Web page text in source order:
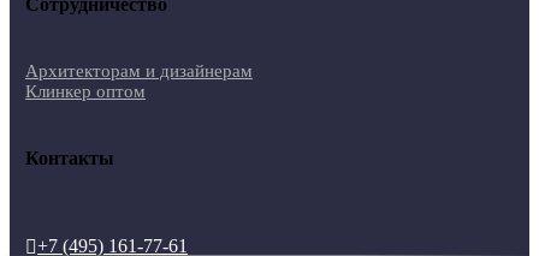
Архитекторам и дизайнерам
Клинкер оптом
Контакты
+7 (495) 161-77-61